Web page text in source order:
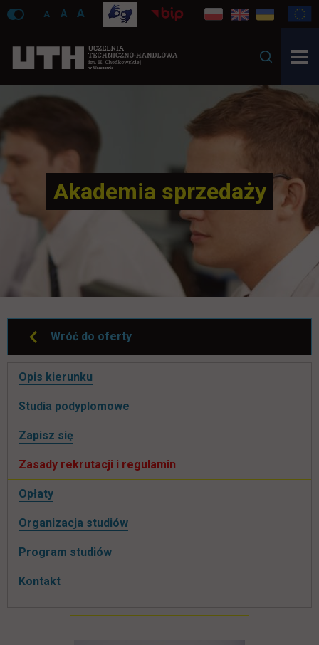
A A A
Akademia sprzedaży
Wróć do oferty
Pomiń
nawigacje
Opis kierunku
Studia podyplomowe
Zapisz się
Zasady rekrutacji i regulamin
Opłaty
Organizacja studiów
Program studiów
Kontakt